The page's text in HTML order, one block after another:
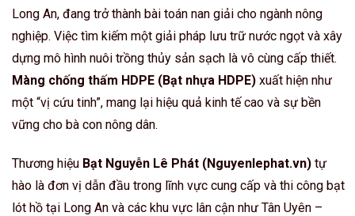
Long An, đang trở thành bài toán nan giải cho ngành nông
nghiệp. Việc tìm kiếm một giải pháp lưu trữ nước ngọt và xây
dựng mô hình nuôi trồng thủy sản sạch là vô cùng cấp thiết.
Màng chống thấm HDPE (Bạt nhựa HDPE) xuất hiện như
một “vị cứu tinh”, mang lại hiệu quả kinh tế cao và sự bền
vững cho bà con nông dân.
Thương hiệu Bạt Nguyễn Lê Phát (Nguyenlephat.vn) tự
hào là đơn vị dẫn đầu trong lĩnh vực cung cấp và thi công bạt
lót hồ tại Long An và các khu vực lân cận như Tân Uyên –